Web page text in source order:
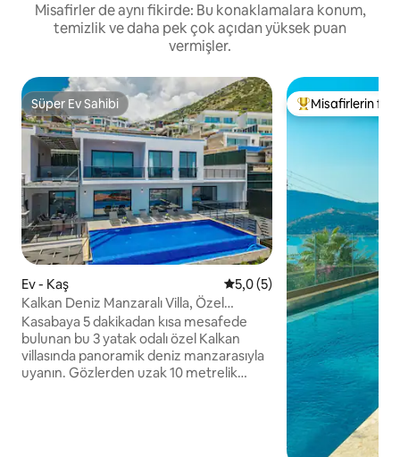
Misafirler de aynı fikirde: Bu konaklamalara konum,
temizlik ve daha pek çok açıdan yüksek puan
vermişler.
Süper Ev Sahibi
Süper Ev Sahibi
Ev - Kaş 5 üzerinden ortalama 5,0
5,0 (5)
Kalkan Deniz Manzaralı Villa, Özel
sonsuzluk havuzu
Kasabaya 5 dakikadan kısa mesafede
bulunan bu 3 yatak odalı özel Kalkan
villasında panoramik deniz manzarasıyla
uyanın. Gözlerden uzak 10 metrelik
Misafirlerin
Misafirlerin